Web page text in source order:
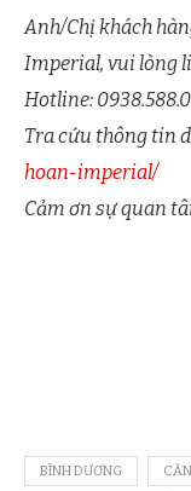
Anh/Chị khách
Imperial, vui lòng
Hotline:
Tra cứu thông tin
hoan-imperial/
Cảm ơn sự quan
BÌNH DƯƠNG